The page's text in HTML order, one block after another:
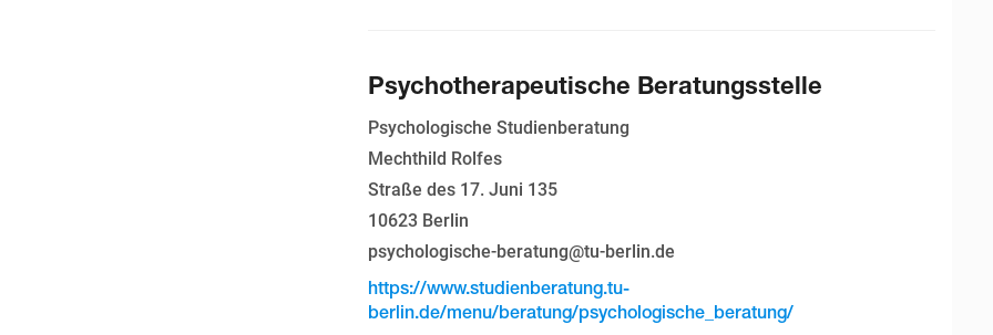
Psychotherapeutische Beratungsstelle
Psychologische Studienberatung
Mechthild Rolfes
Straße des 17. Juni 135
10623 Berlin
psychologische-beratung@tu-berlin.de
https://www.studienberatung.tu-
berlin.de/menu/beratung/psychologische_beratung/